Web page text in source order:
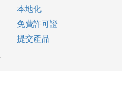
本地化
免費許可證
提交產品